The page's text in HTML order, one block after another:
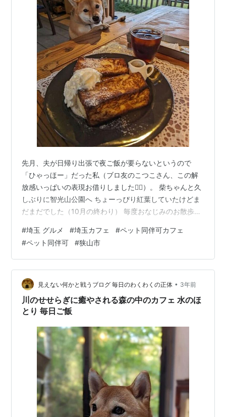
先月、夫が日帰り出張で夜ご飯が要らないというので
「ひゃっほー」だった私（ブロ友のこつこさん、この解
放感いっぱいの表現お借りしました🙇‍♀）。 柴ちゃんと久
しぶりに智光山公園へ ちょーっぴり紅葉していたけどま
だまだでした（10月の終わり） 毎度おなじみのお散歩コ
と出会い、パパさんとママさんとしばしお喋り。 チワッ
クス君が柴ちゃんに興味津々でついてきちゃったでも、
柴ちゃんはパパさんにナデナデしてもらいチワックス君
のことはガン無視 その後、園芸店へ苗を見に行き、その
近くにあるカフェ「Ken’s Barn」さんで一休みして来まし
た。 Ken's B…
#埼玉 グルメ #埼玉カフェ #ペット同伴可カフェ
#ペット同伴可 #狭山市
見えない何かと戦うブログ 毎日のわくわくの正体 • 3年前
川のせせらぎに癒やされる森の中のカフェ 水のほ
とり 毎日ご飯